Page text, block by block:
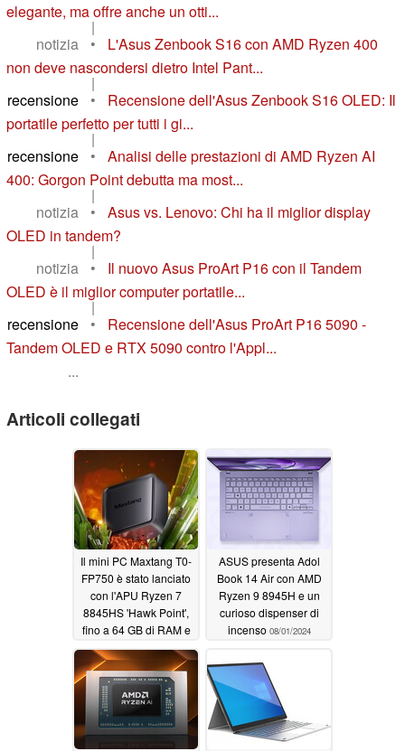
elegante, ma offre anche un otti...
|
notizia
•
L'Asus Zenbook S16 con AMD Ryzen 400
non deve nascondersi dietro Intel Pant...
|
recensione
•
Recensione dell'Asus Zenbook S16 OLED: Il
portatile perfetto per tutti i gi...
|
recensione
•
Analisi delle prestazioni di AMD Ryzen AI
400: Gorgon Point debutta ma most...
|
notizia
•
Asus vs. Lenovo: Chi ha il miglior display
OLED in tandem?
|
notizia
•
Il nuovo Asus ProArt P16 con il Tandem
OLED è il miglior computer portatile...
|
recensione
•
Recensione dell'Asus ProArt P16 5090 -
Tandem OLED e RTX 5090 contro l'Appl...
...
Articoli collegati
Il mini PC Maxtang T0-
FP750 è stato lanciato
con l'APU Ryzen 7
8845HS 'Hawk Point',
fino a 64 GB di RAM e
4 TB di memoria
08/02/2024
ASUS presenta Adol
Book 14 Air con AMD
Ryzen 9 8945H e un
curioso dispenser di
incenso 08/01/2024